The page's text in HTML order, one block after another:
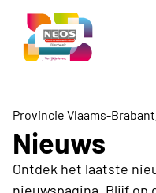
Provincie Vlaams-Brabant
Nieuws
Ontdek het laatste